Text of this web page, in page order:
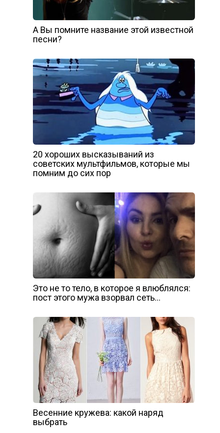
А Вы помните название этой известной
песни?
20 хороших высказываний из
советских мультфильмов, которые мы
помним до сих пор
Это не то тело, в которое я влюблялся:
пост этого мужа взорвал сеть…
Весенние кружева: какой наряд
выбрать